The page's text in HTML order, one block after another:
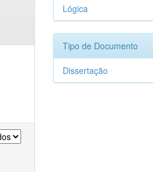
Lógica
Tipo de Documento
Dissertação